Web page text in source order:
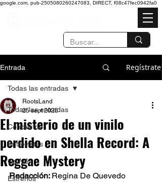
google.com, pub-2505080260247083, DIRECT, f08c47fec0942fa0
Entrada Regístrate
Todas las entradas
Conciertos
Entrevistas
Opinión
Estrenos
Todas las entradas
El misterio de un vinilo
perdido en Shella Record: A
Reggae Mystery
RootsLand
25 sept 2025
Redacción: Regina De Quevedo